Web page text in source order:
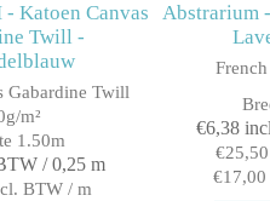
Katoen Canvas
Twill -
Gabardine Twill
m²
1.50m
/ 0,25 m
BTW / m
Abstrarium
€6,38
€17,00